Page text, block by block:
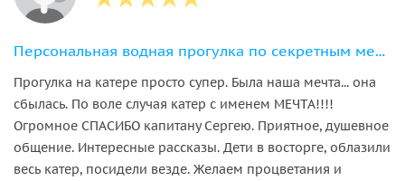
Персональная водная прогулка по секретным местам Ладожских шхер
Прогулка на катере просто супер. Была наша мечта... она
сбылась. По воле случая катер с именем МЕЧТА!!!!
Огромное СПАСИБО капитану Сергею. Приятное, душевное
общение. Интересные рассказы. Дети в восторге, облазили
весь катер, посидели везде. Желаем процветания и